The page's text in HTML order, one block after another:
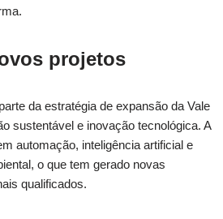
projetos
da estratégia de expansão da Vale
sustentável e inovação tecnológica. A
automação, inteligência artificial e
o que tem gerado novas
qualificados.